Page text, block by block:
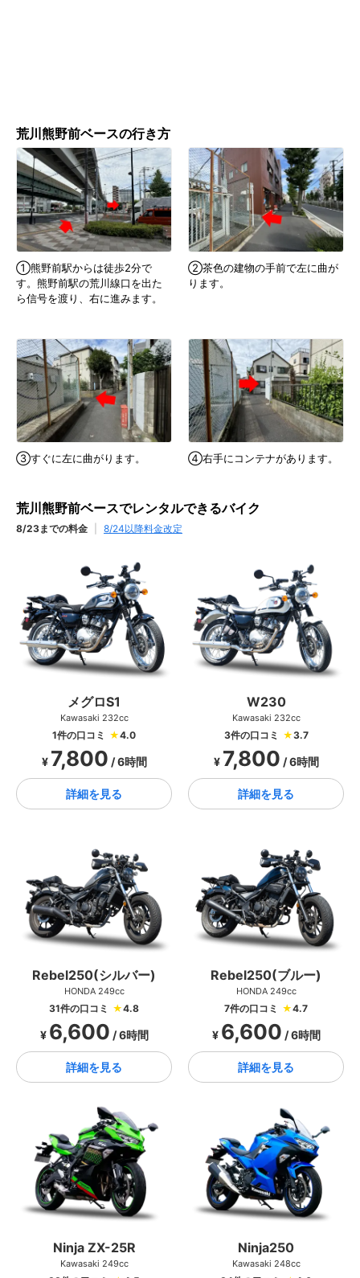
荒川熊野前ベースの行き方
①熊野前駅からは徒歩2分で
す。熊野前駅の荒川線口を出た
ら信号を渡り、右に進みます。
②茶色の建物の手前で左に曲が
ります。
③すぐに左に曲がります。 ④右手にコンテナがあります。
荒川熊野前ベースでレンタルできるバイク
8/23までの料金 8/24以降料金改定
メグロS1
Kawasaki 232cc
1件の口コミ ★4.0
¥ 7,800 / 6時間
詳細を見る
W230
Kawasaki 232cc
3件の口コミ ★3.7
¥ 7,800 / 6時間
詳細を見る
Rebel250(シルバー)
HONDA 249cc
31件の口コミ ★4.8
¥ 6,600 / 6時間
詳細を見る
Rebel250(ブルー)
HONDA 249cc
7件の口コミ ★4.7
¥ 6,600 / 6時間
詳細を見る
Ninja ZX-25R
Kawasaki 249cc
Ninja250
Kawasaki 248cc